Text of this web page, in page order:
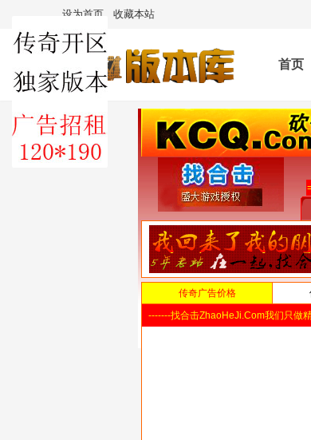
设为首页 收藏本站
首页